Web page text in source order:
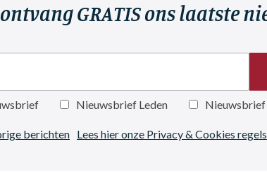
GRATIS ons laatste
Nieuwsbrief Leden
berichten Lees hier onze Privacy & Cookies regels